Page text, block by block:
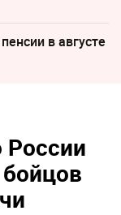
в августе